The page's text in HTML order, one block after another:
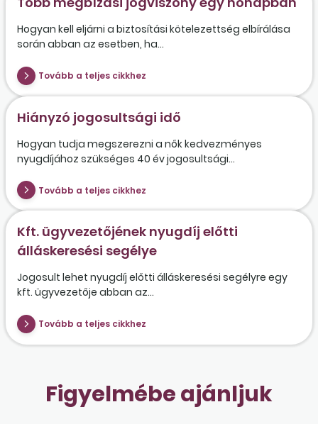
Hogyan kell eljárni a biztosítási kötelezettség elbírálása
során abban az esetben, ha...
Tovább a teljes cikkhez
Hiányzó jogosultsági idő
Hogyan tudja megszerezni a nők kedvezményes
nyugdíjához szükséges 40 év jogosultsági...
Tovább a teljes cikkhez
Kft. ügyvezetőjének nyugdíj előtti
álláskeresési segélye
Jogosult lehet nyugdíj előtti álláskeresési segélyre egy
kft. ügyvezetője abban az...
Tovább a teljes cikkhez
Figyelmébe ajánljuk